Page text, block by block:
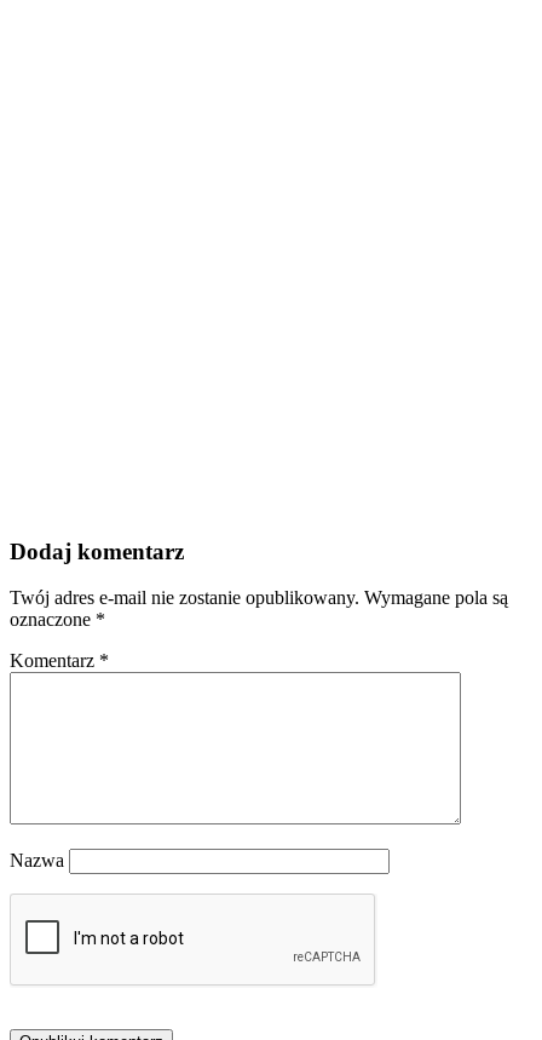
Dodaj komentarz
Twój adres e-mail nie zostanie opublikowany. Wymagane pola są
oznaczone *
Komentarz *
Nazwa